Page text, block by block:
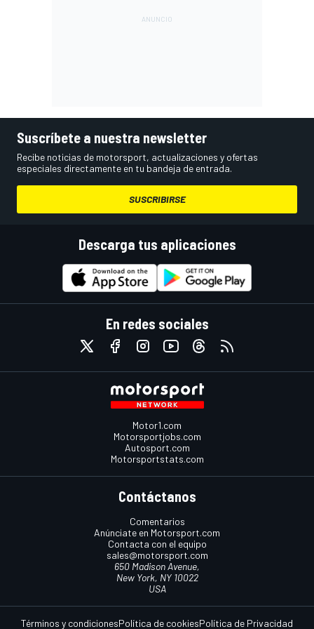
Suscríbete a nuestra newsletter
Recibe noticias de motorsport, actualizaciones y ofertas
especiales directamente en tu bandeja de entrada.
SUSCRIBIRSE
Descarga tus aplicaciones
En redes sociales
Motor1.com
Motorsportjobs.com
Autosport.com
Motorsportstats.com
Contáctanos
Comentarios
Anúnciate en Motorsport.com
Contacta con el equipo
sales@motorsport.com
650 Madison Avenue,
New York, NY 10022
USA
Términos y condicionesPolítica de cookiesPolítica de Privacidad